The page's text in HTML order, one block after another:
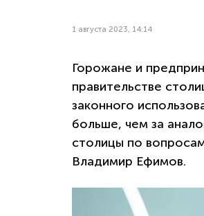
1 августа 2023, 14:14
Горожане и
правительстве
законного
больше, чем за
столицы по
Владимир Ефимов.